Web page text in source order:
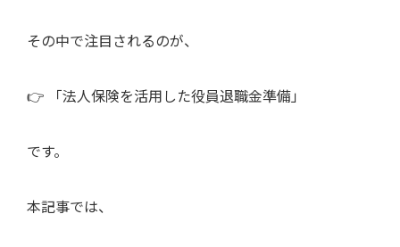
その中で注目されるのが、
👉 「法人保険を活用した役員退職金準備」
です。
本記事では、